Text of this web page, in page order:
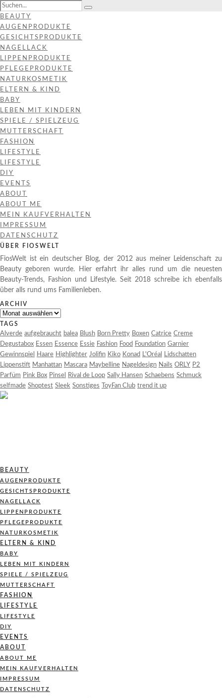
BEAUTY
AUGENPRODUKTE
GESICHTSPRODUKTE
NAGELLACK
LIPPENPRODUKTE
PFLEGEPRODUKTE
NATURKOSMETIK
ELTERN & KIND
BABY
LEBEN MIT KINDERN
SPIELE / SPIELZEUG
MUTTERSCHAFT
FASHION
LIFESTYLE
LIFESTYLE
DIY
EVENTS
ABOUT
ABOUT ME
MEIN KAUFVERHALTEN
IMPRESSUM
DATENSCHUTZ
ÜBER FIOSWELT
FiosWelt ist ein deutscher Blog, der 2012 aus meiner Leidenschaft zu
Beauty geboren wurde. Hier erfahrt ihr alles rund um die neuesten
Beauty-Trends, Fashion und Lifestyle. Seit 2018 schreibe ich ebenfalls
über alls rund ums Familienleben.
ARCHIV
Archiv
TAGS
Alverde aufgebraucht balea Blush Born Pretty Boxen Catrice Creme
Degustabox Essen Essence Essie Fashion Food Foundation Garnier
Gewinnspiel
Haare Highlighter Jolifin Kiko Konad L'Oréal
Lidschatten
Lippenstift Manhattan Mascara Maybelline Nageldesign Nails ORLY P2
Parfüm Pink Box Pinsel Rival de Loop Sally Hansen Schaebens Schmuck
selfmade Shoptest Sleek Sonstiges ToyFan Club trend it up
BEAUTY
AUGENPRODUKTE
GESICHTSPRODUKTE
NAGELLACK
LIPPENPRODUKTE
PFLEGEPRODUKTE
NATURKOSMETIK
ELTERN & KIND
BABY
LEBEN MIT KINDERN
SPIELE / SPIELZEUG
MUTTERSCHAFT
FASHION
LIFESTYLE
LIFESTYLE
DIY
EVENTS
ABOUT
ABOUT ME
MEIN KAUFVERHALTEN
IMPRESSUM
DATENSCHUTZ